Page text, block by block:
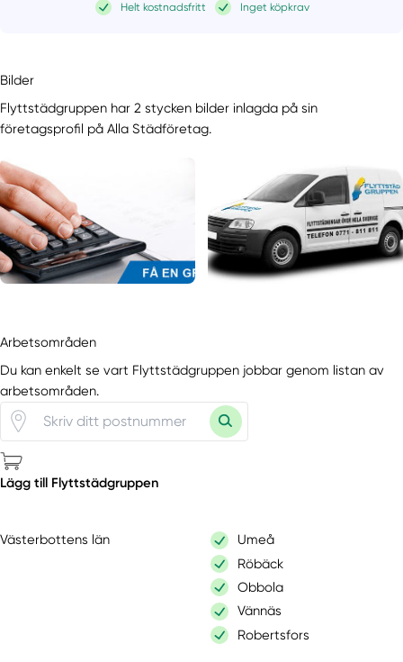
Helt kostnadsfritt Inget köpkrav
Bilder
Flyttstädgruppen har 2 stycken bilder inlagda på sin
företagsprofil på Alla Städföretag.
Arbetsområden
Du kan enkelt se vart Flyttstädgruppen jobbar genom listan av
arbetsområden.
Lägg till Flyttstädgruppen
Västerbottens län
Umeå
Röbäck
Obbola
Vännäs
Robertsfors